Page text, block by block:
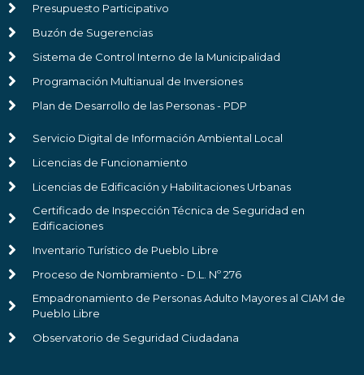
Presupuesto Participativo
Buzón de Sugerencias
Sistema de Control Interno de la Municipalidad
Programación Multianual de Inversiones
Plan de Desarrollo de las Personas - PDP
Servicio Digital de Información Ambiental Local
Licencias de Funcionamiento
Licencias de Edificación y Habilitaciones Urbanas
Certificado de Inspección Técnica de Seguridad en
Edificaciones
Inventario Turístico de Pueblo Libre
Proceso de Nombramiento - D.L. Nº 276
Empadronamiento de Personas Adulto Mayores al CIAM de
Pueblo Libre
Observatorio de Seguridad Ciudadana